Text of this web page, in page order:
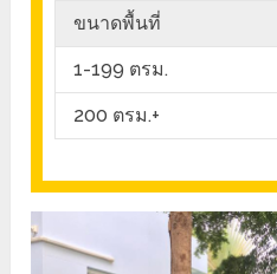
ขนาดพื้นที่
1-199 ตรม.
200 ตรม.+